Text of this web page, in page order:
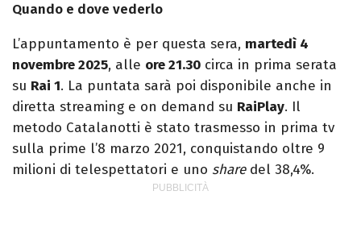
Quando e dove vederlo
L’appuntamento è per questa sera, martedì 4
novembre 2025, alle ore 21.30 circa in prima serata
su Rai 1. La puntata sarà poi disponibile anche in
diretta streaming e on demand su RaiPlay. Il
metodo Catalanotti è stato trasmesso in prima tv
sulla prime l’8 marzo 2021, conquistando oltre 9
milioni di telespettatori e uno sharedel 38,4%.